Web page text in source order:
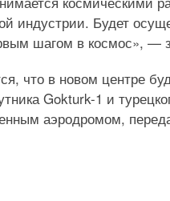
индустрии. Будет
шагом в космос», —
что в новом центре
Gokturk-1 и
аэродромом,